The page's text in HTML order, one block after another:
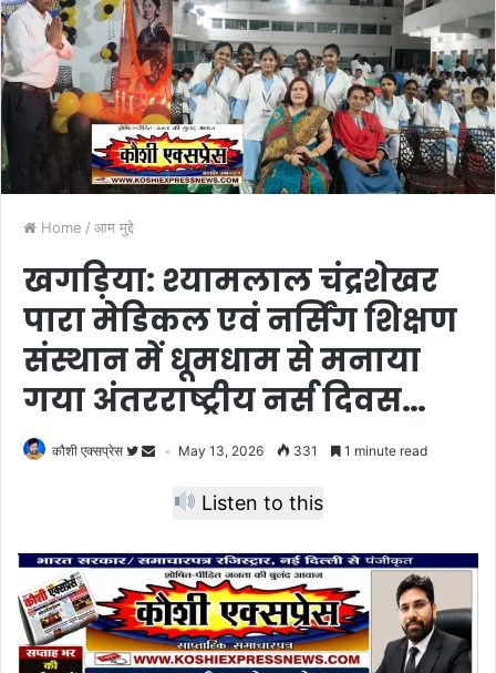
Home / आम मुद्दे
खगड़िया: श्यामलाल चंद्रशेखर
पारा मेडिकल एवं नर्सिंग शिक्षण
संस्थान में धूमधाम से मनाया
गया अंतरराष्ट्रीय नर्स दिवस…
कौशी एक्सप्रेस May 13, 2026 331 1 minute read
Listen to this